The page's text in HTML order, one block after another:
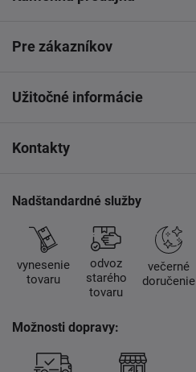
Pre zákazníkov
Užitočné informácie
Kontakty
Nadštandardné služby
vynesenie
tovaru
odvoz
starého
tovaru
večerné
doručenie
Možnosti dopravy: